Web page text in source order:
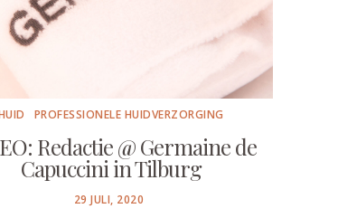
PROFESSIONELE HUIDVERZORGING
Redactie @ Germaine de
Capuccini in Tilburg
POSTED
29 JULI, 2020